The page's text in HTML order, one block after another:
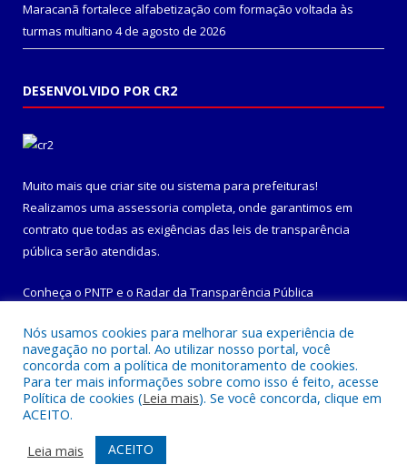
Maracanã fortalece alfabetização com formação voltada às
turmas multiano 4 de agosto de 2026
DESENVOLVIDO POR CR2
Muito mais que criar site ou sistema para prefeituras!
Realizamos uma assessoria completa, onde garantimos em
contrato que todas as exigências das leis de transparência
pública serão atendidas.
Conheça o PNTP e o Radar da Transparência Pública
Todos os direitos reservados a Prefeitura Municipal de
Maracanã.
Mapa do Site
Acessar Área Administrativa
Acessar Webmail
Nós usamos cookies para melhorar sua experiência de
navegação no portal. Ao utilizar nosso portal, você
concorda com a política de monitoramento de cookies.
Para ter mais informações sobre como isso é feito, acesse
Política de cookies (Leia mais). Se você concorda, clique em
ACEITO.
Leia mais
ACEITO